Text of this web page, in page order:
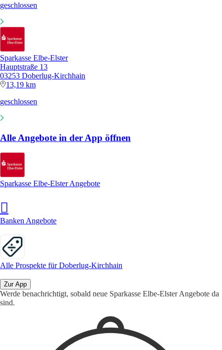
geschlossen
Sparkasse Elbe-Elster
Hauptstraße 13
03253 Doberlug-Kirchhain
13,19 km
geschlossen
Alle Angebote in der App öffnen
Sparkasse Elbe-Elster Angebote
Banken Angebote
Alle Prospekte für Doberlug-Kirchhain
Zur App
Werde benachrichtigt, sobald neue Sparkasse Elbe-Elster Angebote da
sind.